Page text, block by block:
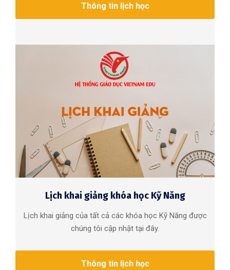
Thông tin lịch học
Lịch khai giảng khóa học Kỹ Năng
Lịch khai giảng của tất cả các khóa học Kỹ Năng được
chúng tôi cập nhật tại đây.
Thông tin lịch học